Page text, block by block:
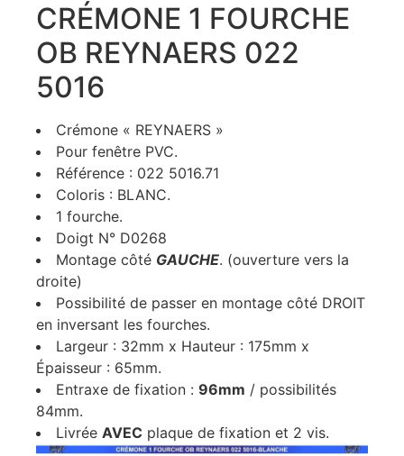
CRÉMONE 1 FOURCHE
OB REYNAERS 022
5016
Crémone « REYNAERS »
Pour fenêtre PVC.
Référence : 022 5016.71
Coloris : BLANC.
1 fourche.
Doigt N° D0268
Montage côté GAUCHE. (ouverture vers la
droite)
Possibilité de passer en montage côté DROIT
en inversant les fourches.
Largeur : 32mm x Hauteur : 175mm x
Épaisseur : 65mm.
Entraxe de fixation : 96mm / possibilités
84mm.
Livrée AVEC plaque de fixation et 2 vis.